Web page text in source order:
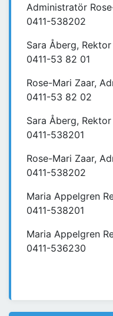
Administratör
0411-538202
Sara Åberg,
0411-53 82 01
Rose-Mari Zaar,
0411-53 82 02
Sara Åberg,
0411-538201
Rose-Mari Zaar,
0411-538202
Maria Appelgren
0411-538201
Maria Appelgren
0411-536230